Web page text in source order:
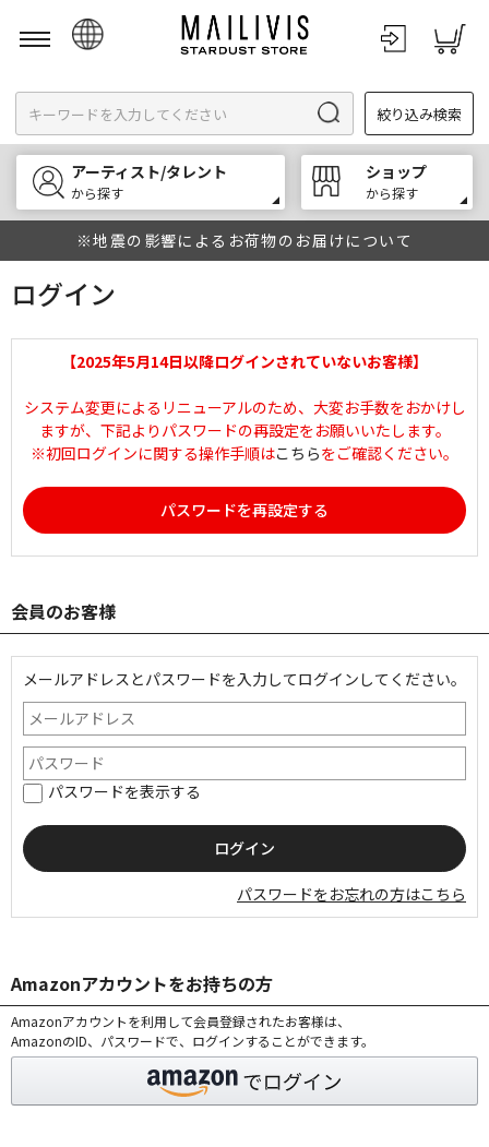
English
한국어
中文
絞り込み検索
アーティスト/タレント
から探す
ショップ
から探す
※地震の影響によるお荷物のお届けについて
ログイン
【2025年5月14日以降ログインされていないお客様】
システム変更によるリニューアルのため、大変お手数をおかけし
ますが、下記よりパスワードの再設定をお願いいたします。
※初回ログインに関する操作手順はこちらをご確認ください。
パスワードを再設定する
会員のお客様
メールアドレスとパスワードを入力してログインしてください。
パスワードを表示する
パスワードをお忘れの方はこちら
Amazonアカウントをお持ちの方
Amazonアカウントを利用して会員登録されたお客様は、
AmazonのID、パスワードで、ログインすることができます。